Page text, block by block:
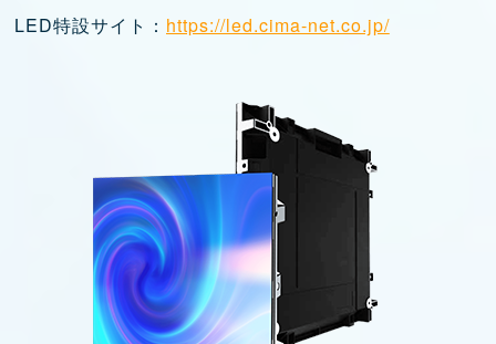
LED特設サイト： https://led.cima-net.co.jp/